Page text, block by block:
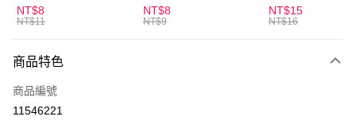
運送方式
每筆NT$120，滿NT$1,999(含以上)免運費
蟎 清潔護膚 去油去痘
寵物皮膚病 狗狗貓咪
NT$8
NT$11
S304
NT$8
NT$9
漬 白皮鞋 鞋油
NT$15
NT$16
商品特色
商品編號
11546221